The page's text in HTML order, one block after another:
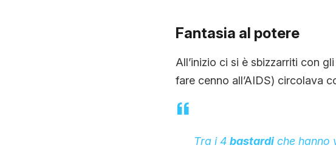
Fantasia al potere
All’inizio ci si è sbizzarriti con
fare cenno all’AIDS) circolava
Tra i 4 bastardiche hanno